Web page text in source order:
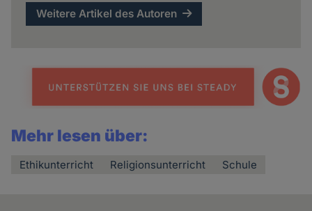
Weitere Artikel des Autoren
Mehr lesen über:
Ethikunterricht Religionsunterricht Schule